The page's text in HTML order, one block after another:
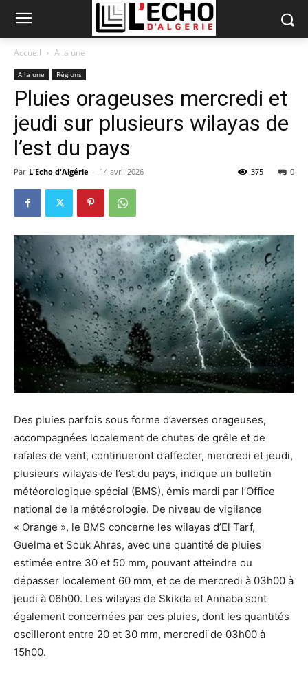
Accueil A la une
A la une Régions
Pluies orageuses mercredi et
jeudi sur plusieurs wilayas de
l’est du pays
Par L'Echo d'Algérie - 14 avril 2026 0
375
Des pluies parfois sous forme d’averses orageuses,
accompagnées localement de chutes de grêle et de
rafales de vent, continueront d’affecter, mercredi et jeudi,
plusieurs wilayas de l’est du pays, indique un bulletin
météorologique spécial (BMS), émis mardi par l’Office
national de la météorologie. De niveau de vigilance
« Orange », le BMS concerne les wilayas d’El Tarf,
Guelma et Souk Ahras, avec une quantité de pluies
estimée entre 30 et 50 mm, pouvant atteindre ou
dépasser localement 60 mm, et ce de mercredi à 03h00 à
jeudi à 06h00. Les wilayas de Skikda et Annaba sont
également concernées par ces pluies, dont les quantités
oscilleront entre 20 et 30 mm, mercredi de 03h00 à
15h00.